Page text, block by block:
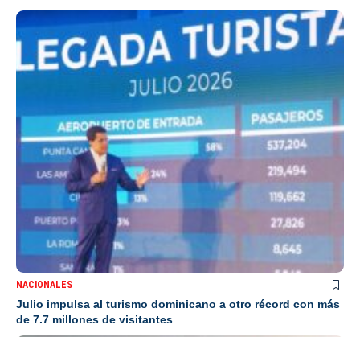
NACIONALES
Julio impulsa al turismo dominicano a otro récord con más
de 7.7 millones de visitantes